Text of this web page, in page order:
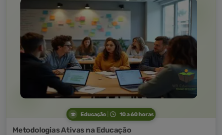
Educação 10 a 60 horas
Metodologias Ativas na Educação